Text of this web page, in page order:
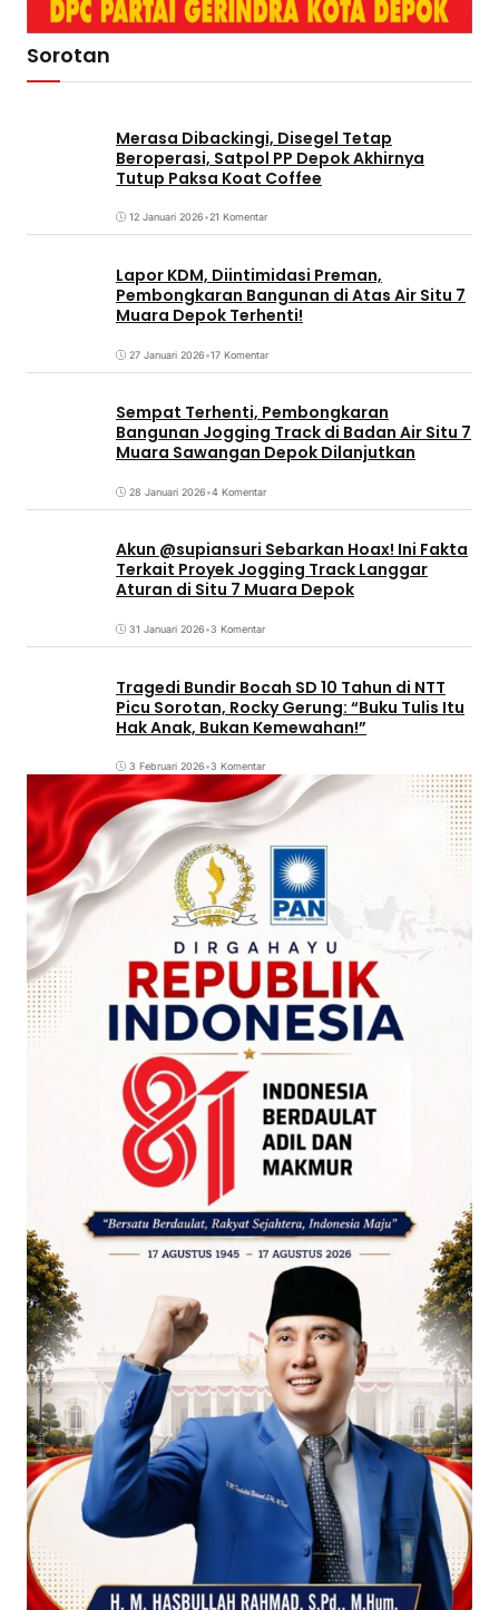
Sorotan
Merasa Dibackingi, Disegel Tetap
Beroperasi, Satpol PP Depok Akhirnya
Tutup Paksa Koat Coffee
12 Januari 2026•21 Komentar
Lapor KDM, Diintimidasi Preman,
Pembongkaran Bangunan di Atas Air Situ 7
Muara Depok Terhenti!
27 Januari 2026•17 Komentar
Sempat Terhenti, Pembongkaran
Bangunan Jogging Track di Badan Air Situ 7
Muara Sawangan Depok Dilanjutkan
28 Januari 2026•4 Komentar
Akun @supiansuri Sebarkan Hoax! Ini Fakta
Terkait Proyek Jogging Track Langgar
Aturan di Situ 7 Muara Depok
31 Januari 2026•3 Komentar
Tragedi Bundir Bocah SD 10 Tahun di NTT
Picu Sorotan, Rocky Gerung: “Buku Tulis Itu
Hak Anak, Bukan Kemewahan!”
3 Februari 2026•3 Komentar